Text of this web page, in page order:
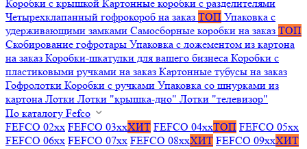
Коробки с крышкой Картонные коробки с разделителями
Четырехклапанный гофрокороб на заказ ТОП Упаковка с
удерживающими замками Самосборные коробки на заказ ТОП
Скобирование гофротары Упаковка с ложементом из картона
на заказ Коробки-шкатулки для вашего бизнеса Коробки с
пластиковыми ручками на заказ Картонные тубусы на заказ
Гофролотки Коробки с ручками Упаковка со шнурками из
картона Лотки Лотки "крышка-дно" Лотки "телевизор"
По каталогу Fefco
FEFCO 02xx FEFCO 03xxХИТ FEFCO 04xxТОП FEFCO 05xx
FEFCO 06xx FEFCO 07xx FEFCO 08xxХИТ FEFCO 09xxХИТ